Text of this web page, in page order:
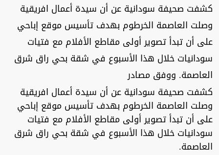
كشفت صحيفة سودانية عن أن سيدة أعمال افريقية
وصلت العاصمة الخرطوم بهدف تأسيس موقع إباحي
على أن تبدأ تصوير أولى مقاطع الأفلام مع فتيات
سودانيات خلال هذا الأسبوع في شقة بحي راق شرق
العاصمة. ووفق مصادر
كشفت صحيفة سودانية عن أن سيدة أعمال افريقية
وصلت العاصمة الخرطوم بهدف تأسيس موقع إباحي
على أن تبدأ تصوير أولى مقاطع الأفلام مع فتيات
سودانيات خلال هذا الأسبوع في شقة بحي راق شرق
العاصمة.